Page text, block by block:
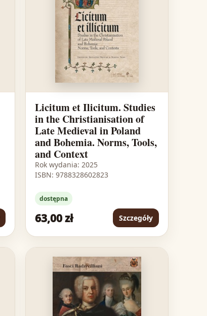
Licitum et Ilicitum. Studies
in the Christianisation of
Late Medieval in Poland
and Bohemia. Norms, Tools,
and Context
Rok wydania: 2025
ISBN: 9788328602823
dostępna
63,00 zł Szczegóły